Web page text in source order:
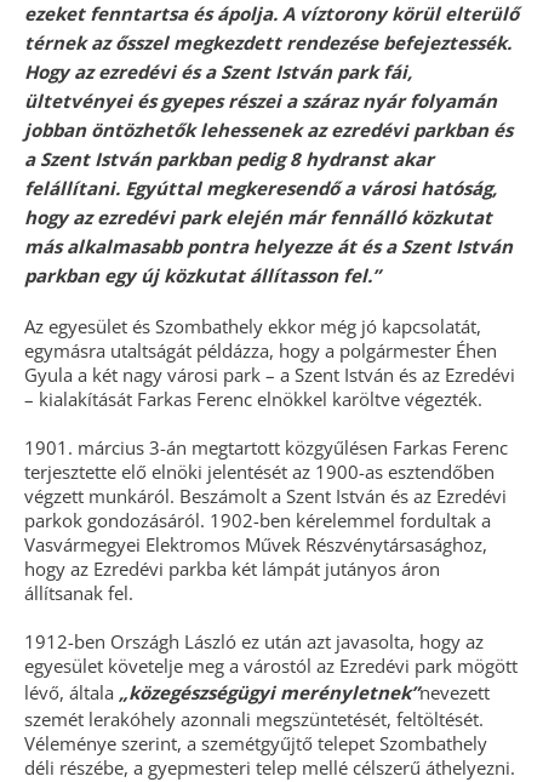
ezeket fenntartsa és ápolja. A víztorony körül elterülő
térnek az ősszel meg­kezdett rendezése befejeztessék.
Hogy az ezredévi és a Szent István park fái,
ültetvényei és gyepes részei a száraz nyár folyamán
jobban öntözhetők le­hes­se­nek az ezredévi parkban és
a Szent István parkban pedig 8 hydranst akar
felállítani. Egyúttal megkeresendő a városi hatóság,
hogy az ezredévi park elején már fennálló közkutat
más alkalmasabb pontra helyezze át és a Szent István
parkban egy új közkutat állítasson fel.”
Az egyesület és Szombathely ekkor még jó kapcsolatát,
egymásra utaltságát példázza, hogy a polgármester Éhen
Gyula a két nagy városi park – a Szent István és az Ezredévi
– kialakítását Farkas Ferenc elnökkel karöltve végezték.
1901. március 3-án megtartott közgyűlésen Farkas Ferenc
terjesztette elő elnöki jelentését az 1900-as esztendőben
végzett munkáról. Beszámolt a Szent István és az Ezredévi
parkok gondozásáról. 1902-ben kérelemmel fordultak a
Vas­vármegyei Elektromos Művek Részvénytársasághoz,
hogy az Ezredévi park­ba két lámpát jutányos áron
állítsanak fel.
1912-ben Országh László ez után azt javasolta, hogy az
egyesület követelje meg a várostól az Ezredévi park mögött
lévő, általa „közegészségügyi merényletnek”nevezett
szemét lerakóhely azonnali megszüntetését, feltöltését.
Véleménye szerint, a szemétgyűjtő telepet Szombathely
déli részébe, a gyepmesteri telep mellé célszerű áthelyezni.